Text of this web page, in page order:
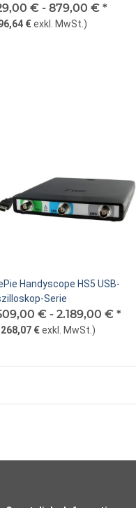
€ - 879,00 € *
€exkl. MwSt. )
Handyscope HS5 USB-
Serie
€ - 2.189,00 € *
€exkl. MwSt. )